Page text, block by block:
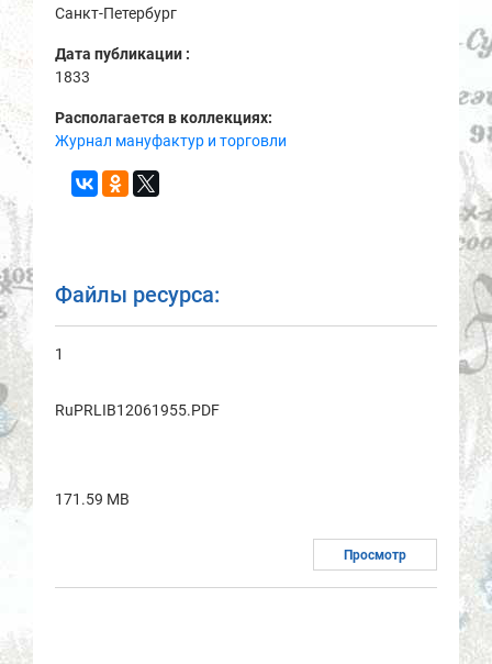
Санкт-Петербург
Дата публикации :
1833
Располагается в коллекциях:
Журнал мануфактур и торговли
Файлы ресурса:
1
RuPRLIB12061955.PDF
171.59 MB
Просмотр